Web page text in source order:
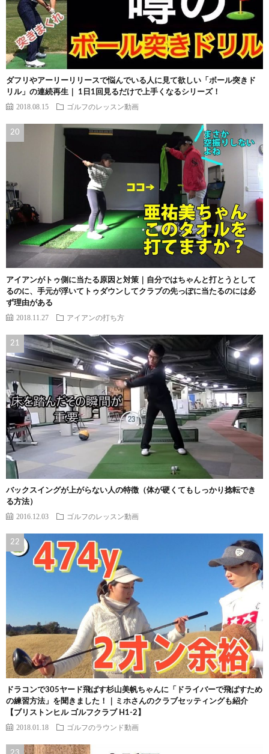
ダフリやアーリーリリースで悩んでいる人に見て欲しい「ボール突きド
リル」の連続再生｜ 1日1回見るだけで上手くなるシリーズ！
2018.08.15 ゴルフのレッスン動画
アイアンがトゥ側に当たる原因と対策｜自分ではちゃんと打とうとして
るのに、手元が浮いてトゥダウンしてクラブの先っぽに当たるのには必
ず理由がある
2018.11.27 アイアンの打ち方
バックスイングが上がらない人の特徴（体が硬くてもしっかり捻転でき
る方法）
2016.12.03 ゴルフのレッスン動画
ドラコンで305ヤード飛ばす杉山美帆ちゃんに「ドライバーで飛ばすため
の練習方法」を聞きました！｜ミホさんのクラブセッティングも紹介
【ブリストンヒル ゴルフクラブ H1-2】
2018.01.18 ゴルフのラウンド動画